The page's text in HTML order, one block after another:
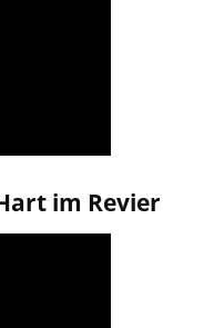
im Revier